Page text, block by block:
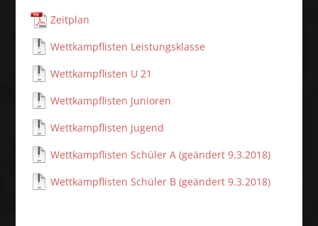
Zeitplan
Wettkampflisten Leistungsklasse
Wettkampflisten U 21
Wettkampflisten Junioren
Wettkampflisten Jugend
Wettkampflisten Schüler A (geändert 9.3.2018)
Wettkampflisten Schüler B (geändert 9.3.2018)